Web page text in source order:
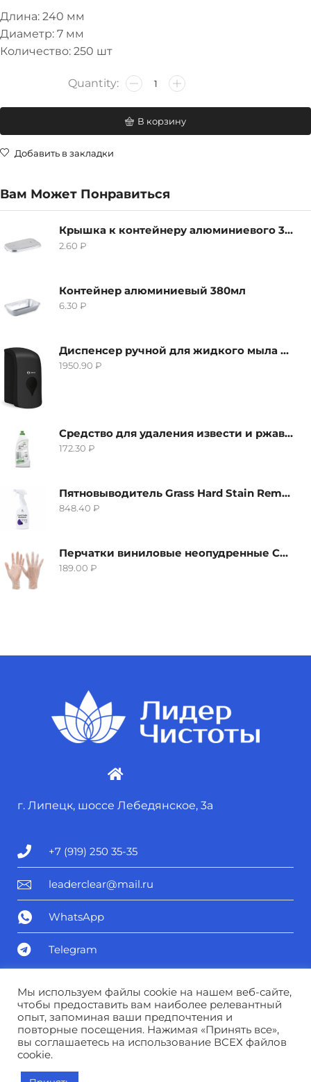
Длина: 240 мм
Диаметр: 7 мм
Количество: 250 шт
В корзину
Добавить в закладки
Вам Может Понравиться
Крышка к контейнеру алюминиевого 380мл
2.60 ₽
Контейнер алюминиевый 380мл
6.30 ₽
Диспенсер ручной для жидкого мыла Grass IT-0638, черный
1950.90 ₽
Средство для удаления извести и ржавчины Grass Gloss-Gel, 500мл
172.30 ₽
Пятновыводитель Grass Hard Stain Remover, 600мл
848.40 ₽
Перчатки виниловые неопудренные CTP-BS, размер S
189.00 ₽
г. Липецк, шоссе Лебедянское, 3а
+7 (919) 250 35-35
leaderclear@mail.ru
WhatsApp
Telegram
Политика конфиденциальности
Соглашение о персональных данных
Мы используем файлы cookie на нашем веб-сайте,
чтобы предоставить вам наиболее релевантный
опыт, запоминая ваши предпочтения и
повторные посещения. Нажимая «Принять все»,
вы соглашаетесь на использование ВСЕХ файлов
cookie.